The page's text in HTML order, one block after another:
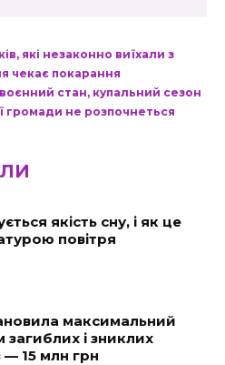
які незаконно виїхали з
чекає покарання
стан, купальний сезон
громади не розпочнеться
якість сну, і як це
повітря
максимальний
загиблих і зниклих
— 15 млн грн